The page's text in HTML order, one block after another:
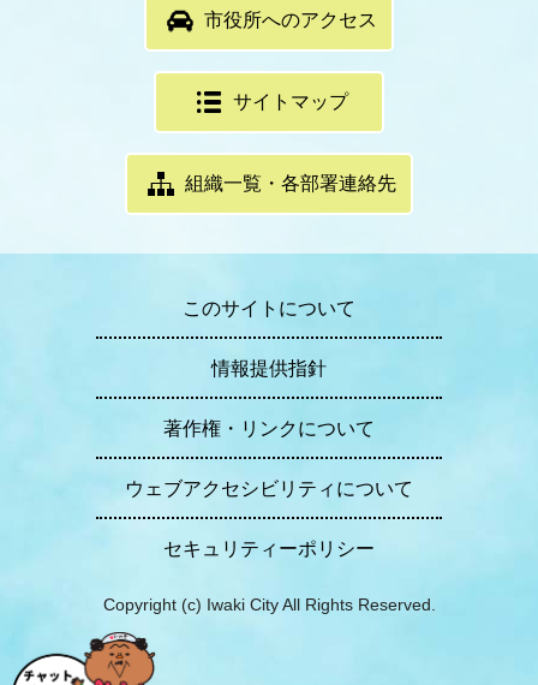
市役所へのアクセス
サイトマップ
組織一覧・各部署連絡先
このサイトについて
情報提供指針
著作権・リンクについて
ウェブアクセシビリティについて
セキュリティーポリシー
Copyright (c) Iwaki City All Rights Reserved.